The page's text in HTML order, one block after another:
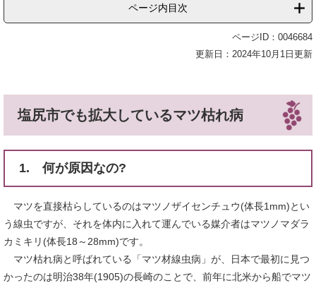
ページ内目次
ページID：0046684
更新日：2024年10月1日更新
塩尻市でも拡大しているマツ枯れ病
1. 何が原因なの?
マツを直接枯らしているのはマツノザイセンチュウ(体長1mm)とい
う線虫ですが、それを体内に入れて運んでいる媒介者はマツノマダラ
カミキリ(体長18～28mm)です。
マツ枯れ病と呼ばれている「マツ材線虫病」が、日本で最初に見つ
かったのは明治38年(1905)の長崎のことで、前年に北米から船でマツ